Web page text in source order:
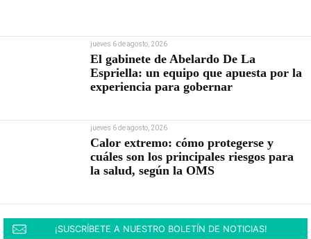
jueves 6 de agosto, 2026
El gabinete de Abelardo De La
Espriella: un equipo que apuesta por la
experiencia para gobernar
jueves 6 de agosto, 2026
Calor extremo: cómo protegerse y
cuáles son los principales riesgos para
la salud, según la OMS
¡SUSCRÍBETE A NUESTRO BOLETÍN DE NOTICIAS!